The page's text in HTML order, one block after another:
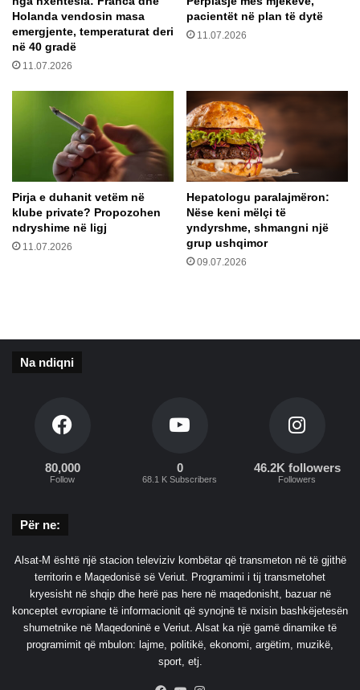
j
a
r
r
ë
s
e
k
e
n
s
ë
t
m
Holanda vendosin masa
emergjente, temperaturat deri
në 40 gradë
11.07.2026
pacientët në plan të dytë
11.07.2026
Pirja e duhanit vetëm në
klube private? Propozohen
ndryshime në ligj
11.07.2026
Hepatologu paralajmëron:
Nëse keni mëlçi të
yndyrshme, shmangni një
grup ushqimor
09.07.2026
Na ndiqni
80,000
Follow
0
68.1 K Subscribers
46.2K followers
Followers
Për ne:
Alsat-M është një stacion televiziv kombëtar që transmeton në të gjithë
territorin e Maqedonisë së Veriut. Programimi i tij transmetohet
kryesisht në shqip dhe herë pas here në maqedonisht, bazuar në
konceptet evropiane të informacionit që synojnë të nxisin bashkëjetesën
shumetnike në Maqedoninë e Veriut. Alsat ka një gamë dinamike të
programimit që mbulon: lajme, politikë, ekonomi, argëtim, muzikë,
sport, etj.